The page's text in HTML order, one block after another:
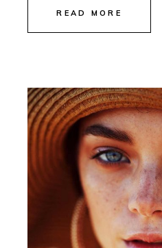
READ MORE